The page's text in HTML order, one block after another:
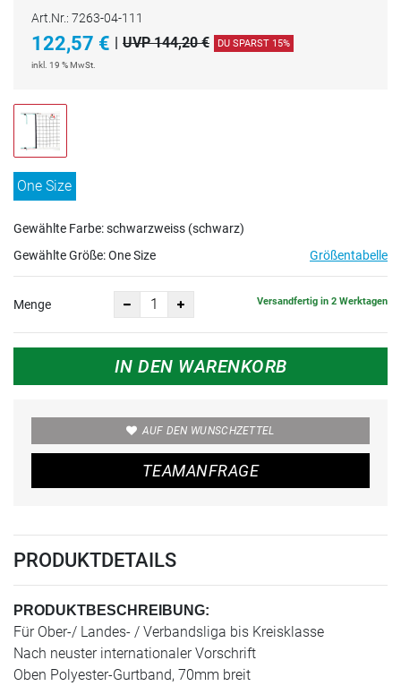
Art.Nr.: 7263-04-111
122,57 € | UVP 144,20 € DU SPARST 15%
inkl. 19 % MwSt.
One Size
Gewählte Farbe: schwarzweiss (schwarz)
Gewählte Größe:One Size Größentabelle
Menge Versandfertig in 2 Werktagen
IN DEN WARENKORB
AUF DEN WUNSCHZETTEL
TEAMANFRAGE
PRODUKTDETAILS
PRODUKTBESCHREIBUNG:
Für Ober-/ Landes- / Verbandsliga bis Kreisklasse
Nach neuster internationaler Vorschrift
Oben Polyester-Gurtband, 70mm breit